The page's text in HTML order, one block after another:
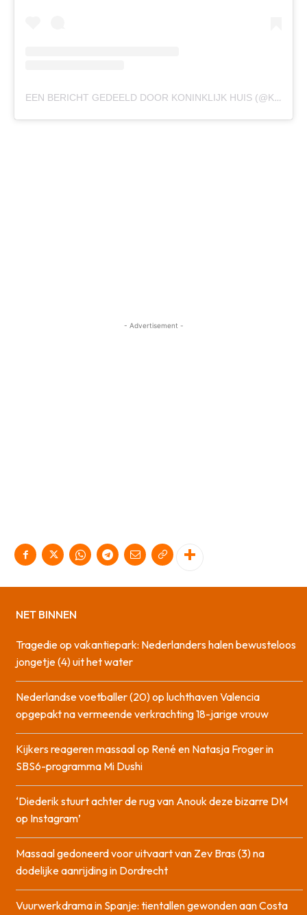
EEN BERICHT GEDEELD DOOR KONINKLIJK HUIS (@KONINKLIJKHUIS)
- Advertisement -
NET BINNEN
Tragedie op vakantiepark: Nederlanders halen bewusteloos
jongetje (4) uit het water
Nederlandse voetballer (20) op luchthaven Valencia
opgepakt na vermeende verkrachting 18-jarige vrouw
Kijkers reageren massaal op René en Natasja Froger in
SBS6-programma Mi Dushi
‘Diederik stuurt achter de rug van Anouk deze bizarre DM
op Instagram’
Massaal gedoneerd voor uitvaart van Zev Bras (3) na
dodelijke aanrijding in Dordrecht
Vuurwerkdrama in Spanje: tientallen gewonden aan Costa